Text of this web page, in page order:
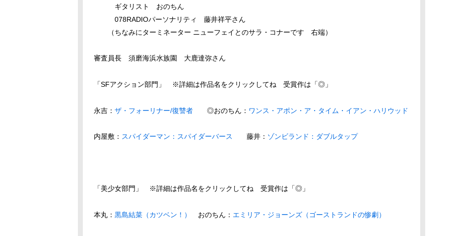
ギタリスト おのちん
078RADIOパーソナリティ 藤井祥平さん
（ちなみにターミネーター ニューフェイとのサラ・コナーです 右端）
審査員長 須磨海浜水族園 大鹿達弥さん
「SFアクション部門」 ※詳細は作品名をクリックしてね 受賞作は「◎」
永吉： ザ・フォーリナー/復讐者 ◎おのちん： ワンス・アポン・ア・タイム・イアン・ハリウッド
内屋敷： スパイダーマン：スパイダーバース 藤井： ゾンビランド：ダブルタップ
「美少女部門」 ※詳細は作品名をクリックしてね 受賞作は「◎」
本丸： 黒島結菜（カツベン！） おのちん： エミリア・ジョーンズ（ゴーストランドの惨劇）